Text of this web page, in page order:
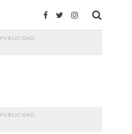
PUBLICIDAD
PUBLICIDAD